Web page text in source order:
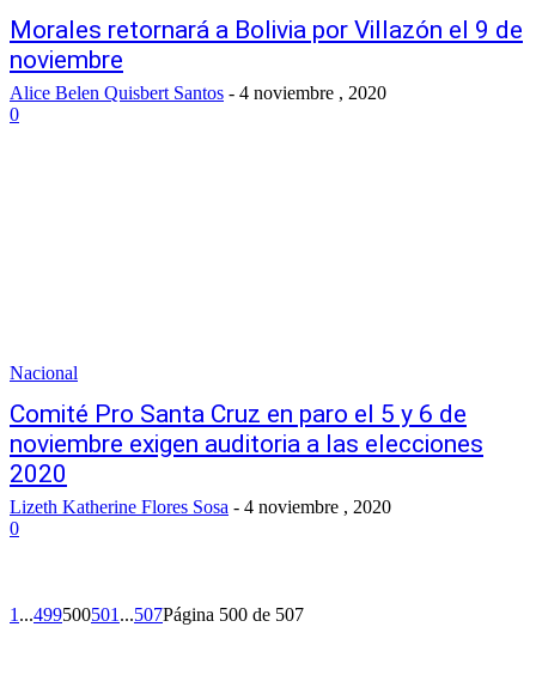
Morales retornará a Bolivia por Villazón el 9 de
noviembre
Alice Belen Quisbert Santos - 4 noviembre , 2020
0
Nacional
Comité Pro Santa Cruz en paro el 5 y 6 de
noviembre exigen auditoria a las elecciones
2020
Lizeth Katherine Flores Sosa - 4 noviembre , 2020
0
1 ...499500501 ...507Página 500 de 507